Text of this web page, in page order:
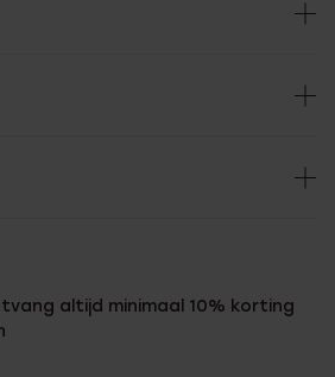
altijd minimaal 10% korting